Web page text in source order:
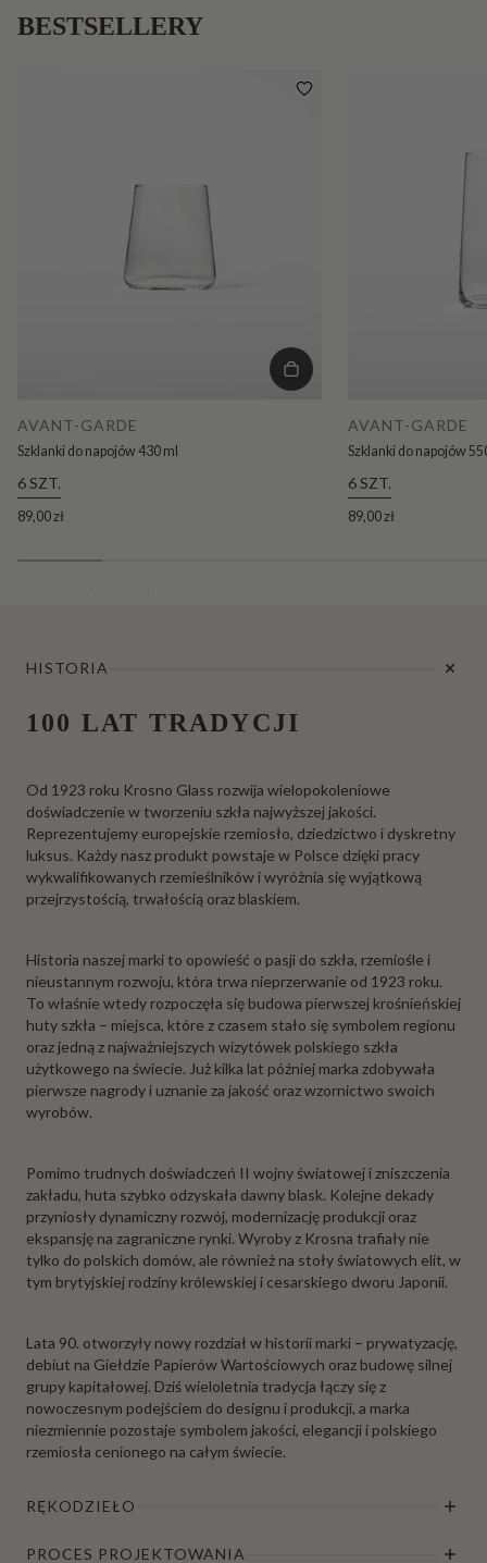
BESTSELLERY
AVANT-GARDE
Szklanki do napojów 430 ml
6 SZT.
89,00 zł
AVANT-GARDE
Szklanki do napojów
6 SZT.
89,00 zł
HISTORIA
100 LAT TRADYCJI
Od 1923 roku Krosno Glass rozwija wielopokoleniowe
doświadczenie w tworzeniu szkła najwyższej jakości.
Reprezentujemy europejskie rzemiosło, dziedzictwo i dyskretny
luksus. Każdy nasz produkt powstaje w Polsce dzięki pracy
wykwalifikowanych rzemieślników i wyróżnia się wyjątkową
przejrzystością, trwałością oraz blaskiem.
Historia naszej marki to opowieść o pasji do szkła, rzemiośle i
nieustannym rozwoju, która trwa nieprzerwanie od 1923 roku.
To właśnie wtedy rozpoczęła się budowa pierwszej krośnieńskiej
huty szkła – miejsca, które z czasem stało się symbolem regionu
oraz jedną z najważniejszych wizytówek polskiego szkła
użytkowego na świecie. Już kilka lat później marka zdobywała
pierwsze nagrody i uznanie za jakość oraz wzornictwo swoich
wyrobów.
Pomimo trudnych doświadczeń II wojny światowej i zniszczenia
zakładu, huta szybko odzyskała dawny blask. Kolejne dekady
przyniosły dynamiczny rozwój, modernizację produkcji oraz
ekspansję na zagraniczne rynki. Wyroby z Krosna trafiały nie
tylko do polskich domów, ale również na stoły światowych elit, w
tym brytyjskiej rodziny królewskiej i cesarskiego dworu Japonii.
Lata 90. otworzyły nowy rozdział w historii marki – prywatyzację,
debiut na Giełdzie Papierów Wartościowych oraz budowę silnej
grupy kapitałowej. Dziś wieloletnia tradycja łączy się z
nowoczesnym podejściem do designu i produkcji, a marka
niezmiennie pozostaje symbolem jakości, elegancji i polskiego
rzemiosła cenionego na całym świecie.
RĘKODZIEŁO
PROCES PROJEKTOWANIA